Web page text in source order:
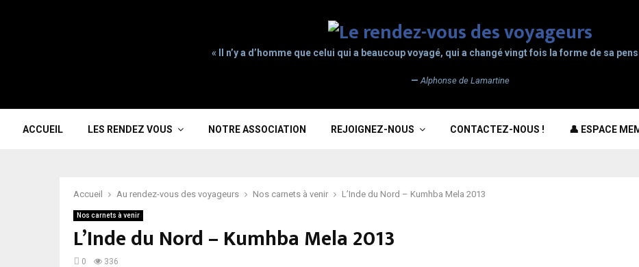
« Il n’y a d’homme que celui qui a beaucoup voyagé, qui a changé vingt fois la forme de sa
— Alphonse de Lamartine
ACCUEIL LES RENDEZ VOUS NOTRE ASSOCIATION REJOIGNEZ-NOUS CONTACTEZ-NOUS ! 👤 ESPACE
Accueil Au rendez-vous des voyageurs Nos carnets à venir L’Inde du Nord – Kumhba Mela 2013
Nos carnets à venir
L’Inde du Nord – Kumhba Mela 2013
0 336